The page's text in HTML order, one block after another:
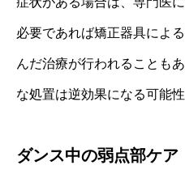
必要であれば矯正器具によ
んだ治療が行われることも
な処置は逆効果になる可能性
ダンス中の弱点部ケア